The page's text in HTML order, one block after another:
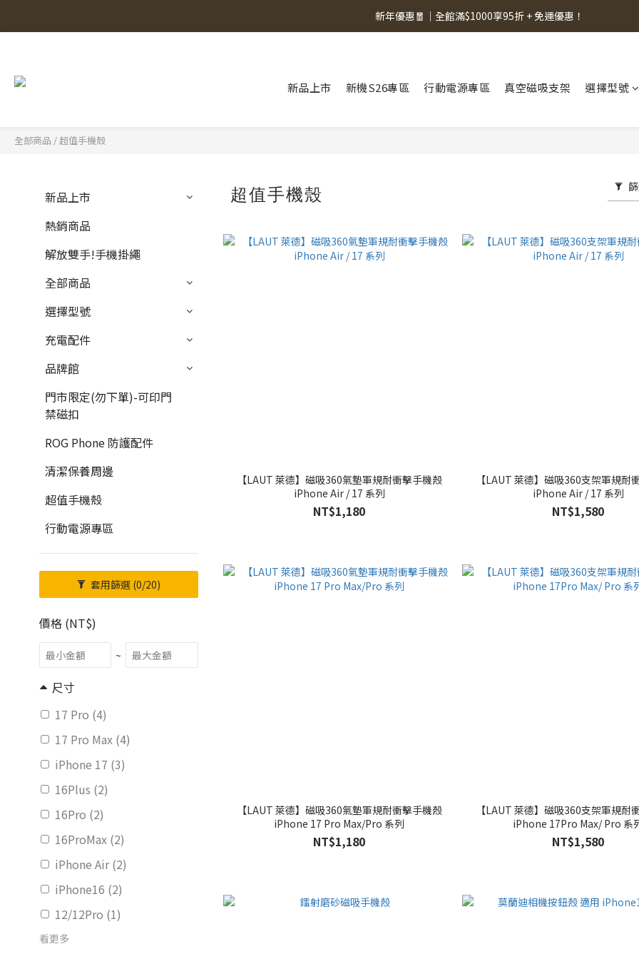
新年優惠🧧｜全館滿$1000享95折 + 免運優惠！
新品上市 新機S26專區 行動電源專區 真空磁吸支架 選擇型號
全部商品 /超值手機殼
新品上市
熱銷商品
解放雙手!手機掛繩
全部商品
選擇型號
充電配件
品牌館
門市限定(勿下單)-可印門
禁磁扣
ROG Phone 防護配件
清潔保養周邊
超值手機殼
行動電源專區
套用篩選 (0/20)
價格 (NT$)
~
尺寸
17 Pro (4)
17 Pro Max (4)
iPhone 17 (3)
16Plus (2)
16Pro (2)
16ProMax (2)
iPhone Air (2)
iPhone16 (2)
12/12Pro (1)
看更多
超值手機殼
【LAUT 萊德】磁吸360氣墊軍規耐衝擊手機殼
iPhone Air / 17 系列
NT$1,180
【LAUT 萊德】磁吸360支架軍規耐
iPhone Air / 17 系列
NT$1,580
【LAUT 萊德】磁吸360氣墊軍規耐衝擊手機殼
iPhone 17 Pro Max/Pro 系列
NT$1,180
【LAUT 萊德】磁吸360支架軍規耐
iPhone 17Pro Max/ Pro 系
NT$1,580